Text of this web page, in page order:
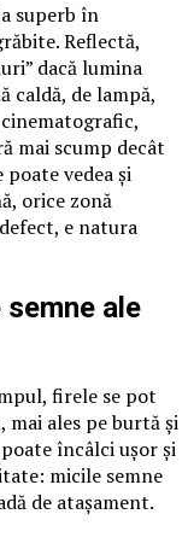
superb în
Reflectă,
dacă lumina
caldă, de lampă,
mai scump decât
vedea și
orice zonă
e natura
ale
firele se pot
ales pe burtă și
încâlci ușor și
micile semne
de atașament.